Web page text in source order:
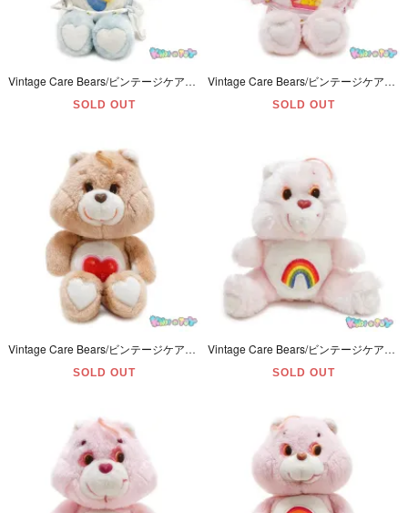
Vintage Care Bears/ビンテージケアベア・ぬいぐるみ・Baby Tugs Bear/ベイビータグズベア・10inch・1980年代・Kenner
SOLD OUT
Vintage Care Bears/ビンテージケアベア・ぬいぐるみ・Baby Hugs Bear/ベイビーハグスベア・10inch・1980年代・Kenner
SOLD OUT
Vintage Care Bears/ビンテージケアベア・ぬいぐるみ・Tenderheart Bear/テンダーハートベア・13inch・1983年・Kenner
SOLD OUT
Vintage Care Bears/ビンテージケアベア・ぬいぐるみ・Cheer Bear/チアベア・6inch(約16cm) ・1980年代・Kenner
SOLD OUT